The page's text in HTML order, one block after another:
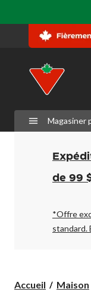
Magasiner
de 99
*Offre
standard.
Accueil Maison